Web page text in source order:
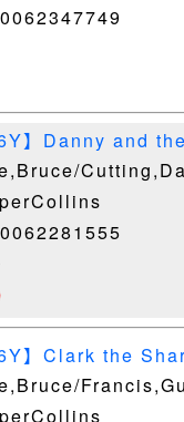
】Danny and
Bru
】Clark the
Guy (ILT